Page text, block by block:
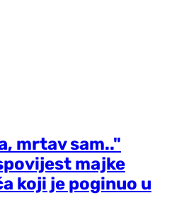
mrtav sam.."
majke
koji je poginuo u